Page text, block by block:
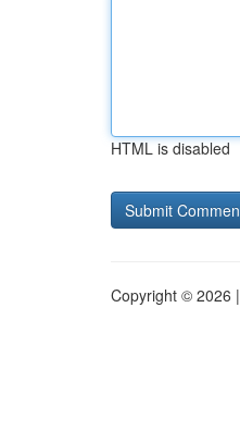
HTML is disabled
Copyright © 2026 |